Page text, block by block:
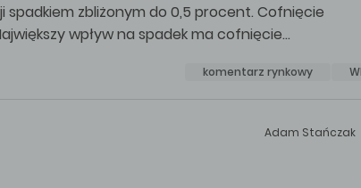
spadkiem zbliżonym do 0,5 procent. Cofnięcie
wpływ na spadek ma cofnięcie…
komentarz rynkowy
Adam Stańczak